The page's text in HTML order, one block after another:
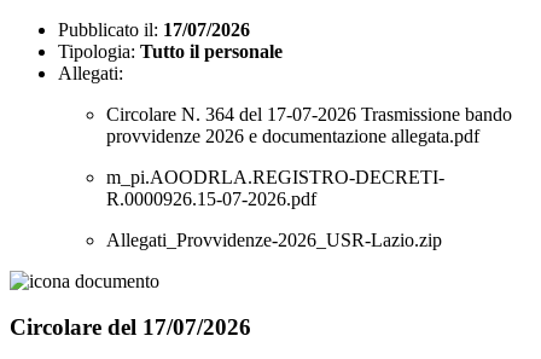
Pubblicato il: 17/07/2026
Tipologia: Tutto il personale
Allegati:
Circolare N. 364 del 17-07-2026 Trasmissione bando
provvidenze 2026 e documentazione allegata.pdf
m_pi.AOODRLA.REGISTRO-DECRETI-
R.0000926.15-07-2026.pdf
Allegati_Provvidenze-2026_USR-Lazio.zip
Circolare del 17/07/2026